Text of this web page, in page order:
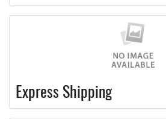
Express Shipping